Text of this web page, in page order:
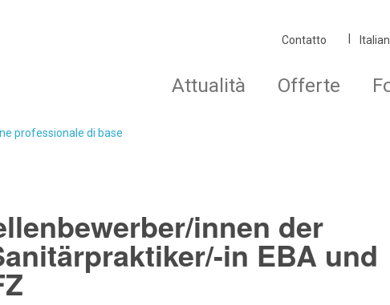
Contatto
Attualità Offerte
professionale di base
innen der
in EBA und